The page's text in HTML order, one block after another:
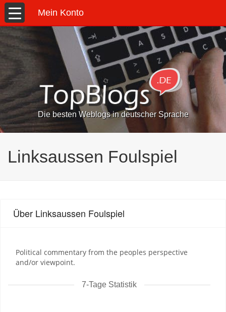
Mein Konto
Die besten Weblogs in deutscher Sprache
Linksaussen Foulspiel
Über Linksaussen Foulspiel
Political commentary from the peoples perspective
and/or viewpoint.
7-Tage Statistik